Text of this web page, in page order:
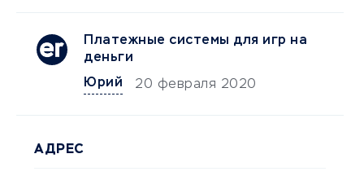
Платежные системы для игр на
деньги
Юрий
20 февраля 2020
АДРЕС